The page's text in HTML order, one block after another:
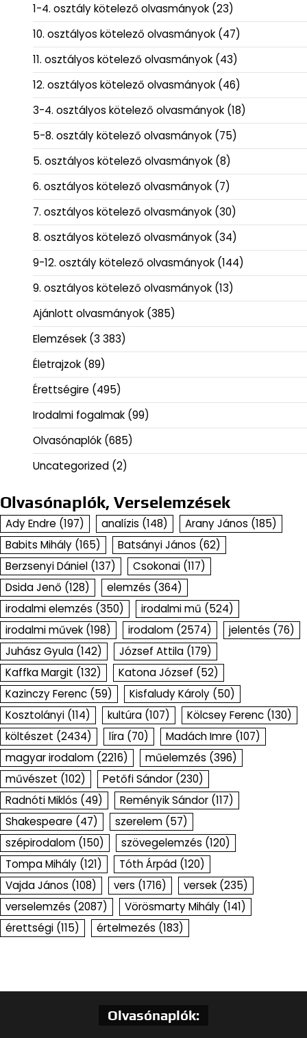
1-4. osztály kötelező olvasmányok (23)
10. osztályos kötelező olvasmányok (47)
11. osztályos kötelező olvasmányok (43)
12. osztályos kötelező olvasmányok (46)
3-4. osztályos kötelező olvasmányok (18)
5-8. osztály kötelező olvasmányok (75)
5. osztályos kötelező olvasmányok (8)
6. osztályos kötelező olvasmányok (7)
7. osztályos kötelező olvasmányok (30)
8. osztályos kötelező olvasmányok (34)
9-12. osztály kötelező olvasmányok (144)
9. osztályos kötelező olvasmányok (13)
Ajánlott olvasmányok (385)
Elemzések (3 383)
Életrajzok (89)
Érettségire (495)
Irodalmi fogalmak (99)
Olvasónaplók (685)
Uncategorized (2)
Olvasónaplók, Verselemzések
Ady Endre (197) analízis (148) Arany János (185)
Babits Mihály (165) Batsányi János (62)
Berzsenyi Dániel (137) Csokonai (117)
Dsida Jenő (128) elemzés (364)
irodalmi elemzés (350) irodalmi mű (524)
irodalmi művek (198) irodalom (2574) jelentés (76)
Juhász Gyula (142) József Attila (179)
Kaffka Margit (132) Katona József (52)
Kazinczy Ferenc (59) Kisfaludy Károly (50)
Kosztolányi (114) kultúra (107) Kölcsey Ferenc (130)
költészet (2434) líra (70) Madách Imre (107)
magyar irodalom (2216) műelemzés (396)
művészet (102) Petőfi Sándor (230)
Radnóti Miklós (49) Reményik Sándor (117)
Shakespeare (47) szerelem (57)
szépirodalom (150) szövegelemzés (120)
Tompa Mihály (121) Tóth Árpád (120)
Vajda János (108) vers (1716) versek (235)
verselemzés (2087) Vörösmarty Mihály (141)
érettségi (115) értelmezés (183)
Olvasónaplók: